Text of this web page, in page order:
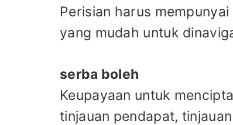
Perisian harus
yang mudah untuk
serba boleh
Keupayaan untuk
tinjauan pendapat,